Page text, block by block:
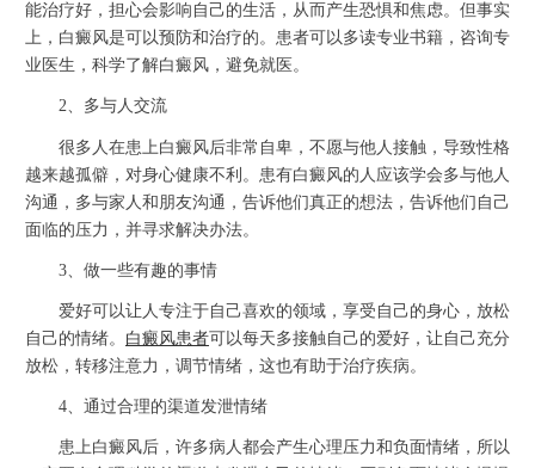
能治疗好，担心会影响自己的生活，从而产生恐惧和焦虑。但事实
上，白癜风是可以预防和治疗的。患者可以多读专业书籍，咨询专
业医生，科学了解白癜风，避免就医。
2、多与人交流
很多人在患上白癜风后非常自卑，不愿与他人接触，导致性格
越来越孤僻，对身心健康不利。患有白癜风的人应该学会多与他人
沟通，多与家人和朋友沟通，告诉他们真正的想法，告诉他们自己
面临的压力，并寻求解决办法。
3、做一些有趣的事情
爱好可以让人专注于自己喜欢的领域，享受自己的身心，放松
自己的情绪。 白癜风患者可以每天多接触自己的爱好，让自己充分
放松，转移注意力，调节情绪，这也有助于治疗疾病。
4、通过合理的渠道发泄情绪
患上白癜风后，许多病人都会产生心理压力和负面情绪，所以